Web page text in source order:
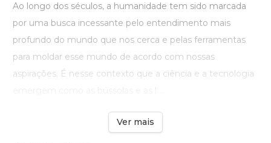
Ao longo dos séculos, a humanidade tem sido marcada
por uma busca incessante pelo entendimento mais
profundo do mundo que nos cerca e pelas ferramentas
para moldar esse mundo de acordo com nossas
aspirações. É nesse contexto que a ciência e a tecnologia
Ver mais